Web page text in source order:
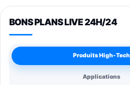
BONS PLANS LIVE 24H/24
Produits High-Tech
Applications